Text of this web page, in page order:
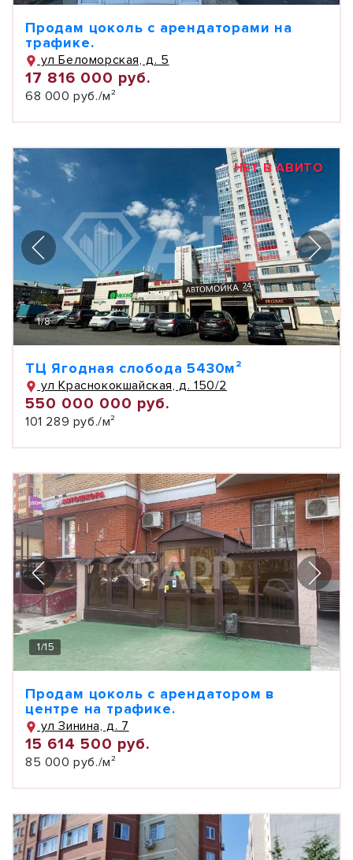
Продам цоколь с арендаторами на
трафике.
ул Беломорская, д. 5
17 816 000 руб.
68 000 руб./м²
НЕТ В АВИТО
1/8
ТЦ Ягодная слобода 5430м²
ул Краснококшайская, д. 150/2
550 000 000 руб.
101 289 руб./м²
1/15
Продам цоколь с арендатором в
центре на трафике.
ул Зинина, д. 7
15 614 500 руб.
85 000 руб./м²